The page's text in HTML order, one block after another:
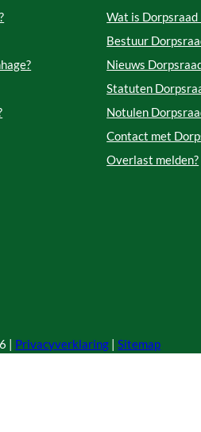
Wat is Dorpsraad
Bestuur
Nieuws
Statuten
Notulen
Contact met
Overlast melden?
| Privacyverklaring |Sitemap